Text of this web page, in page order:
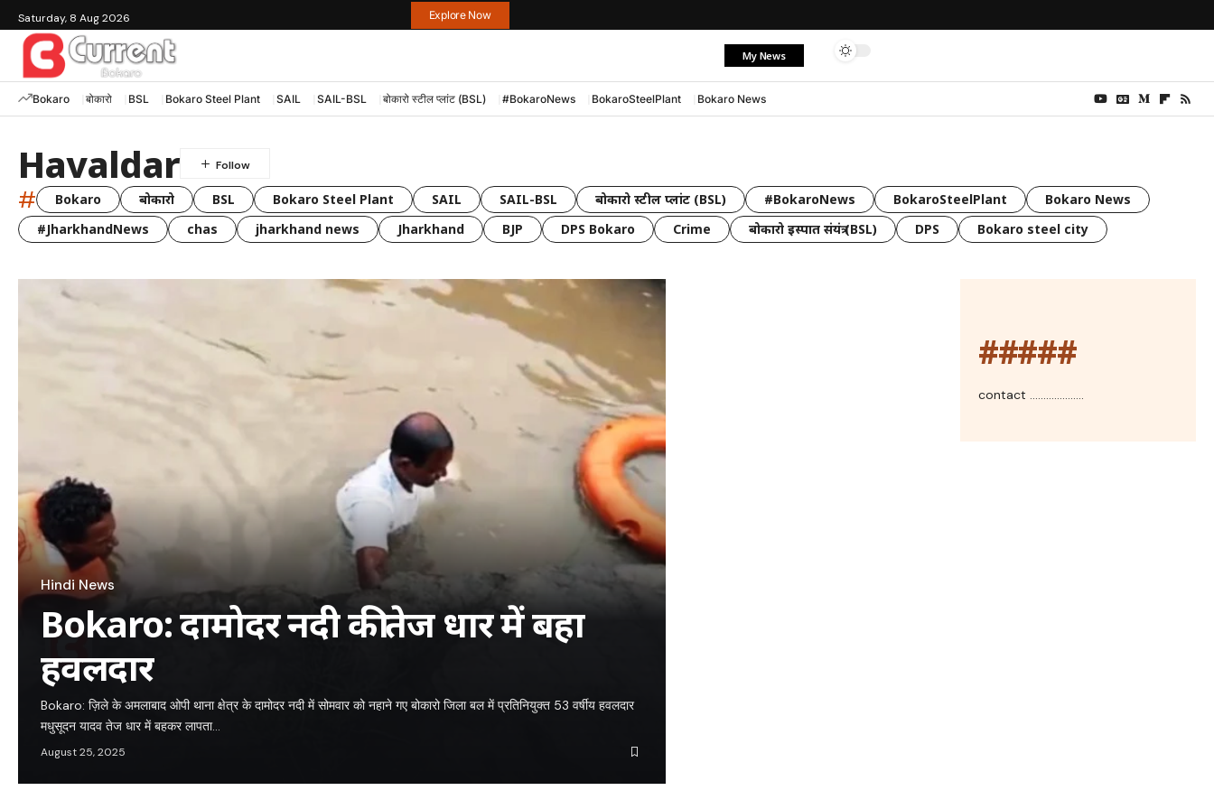
Saturday, 8 Aug 2026 Explore Now
My News
Bokaro बोकारो BSL Bokaro Steel Plant SAIL SAIL-BSL बोकारो स्टील प्लांट (BSL) #BokaroNews BokaroSteelPlant Bokaro News
Havaldar
# Bokaro बोकारो BSL Bokaro Steel Plant SAIL SAIL-BSL बोकारो स्टील प्लांट (BSL) #BokaroNews BokaroSteelPlant
Bokaro News
#JharkhandNews
chas jharkhand news Jharkhand BJP DPS Bokaro Crime बोकारो इस्पात संयंत्र (BSL) DPS Bokaro steel city
Hindi News
Bokaro: दामोदर नदी की तेज धार में बहा
हवलदार
Bokaro: ज़िले के अमलाबाद ओपी थाना क्षेत्र के दामोदर नदी में सोमवार को नहाने गए बोकारो जिला बल में प्रतिनियुक्त 53 वर्षीय हवलदार
मधुसूदन यादव तेज धार में बहकर लापता…
August 25, 2025
#####
contact ....................